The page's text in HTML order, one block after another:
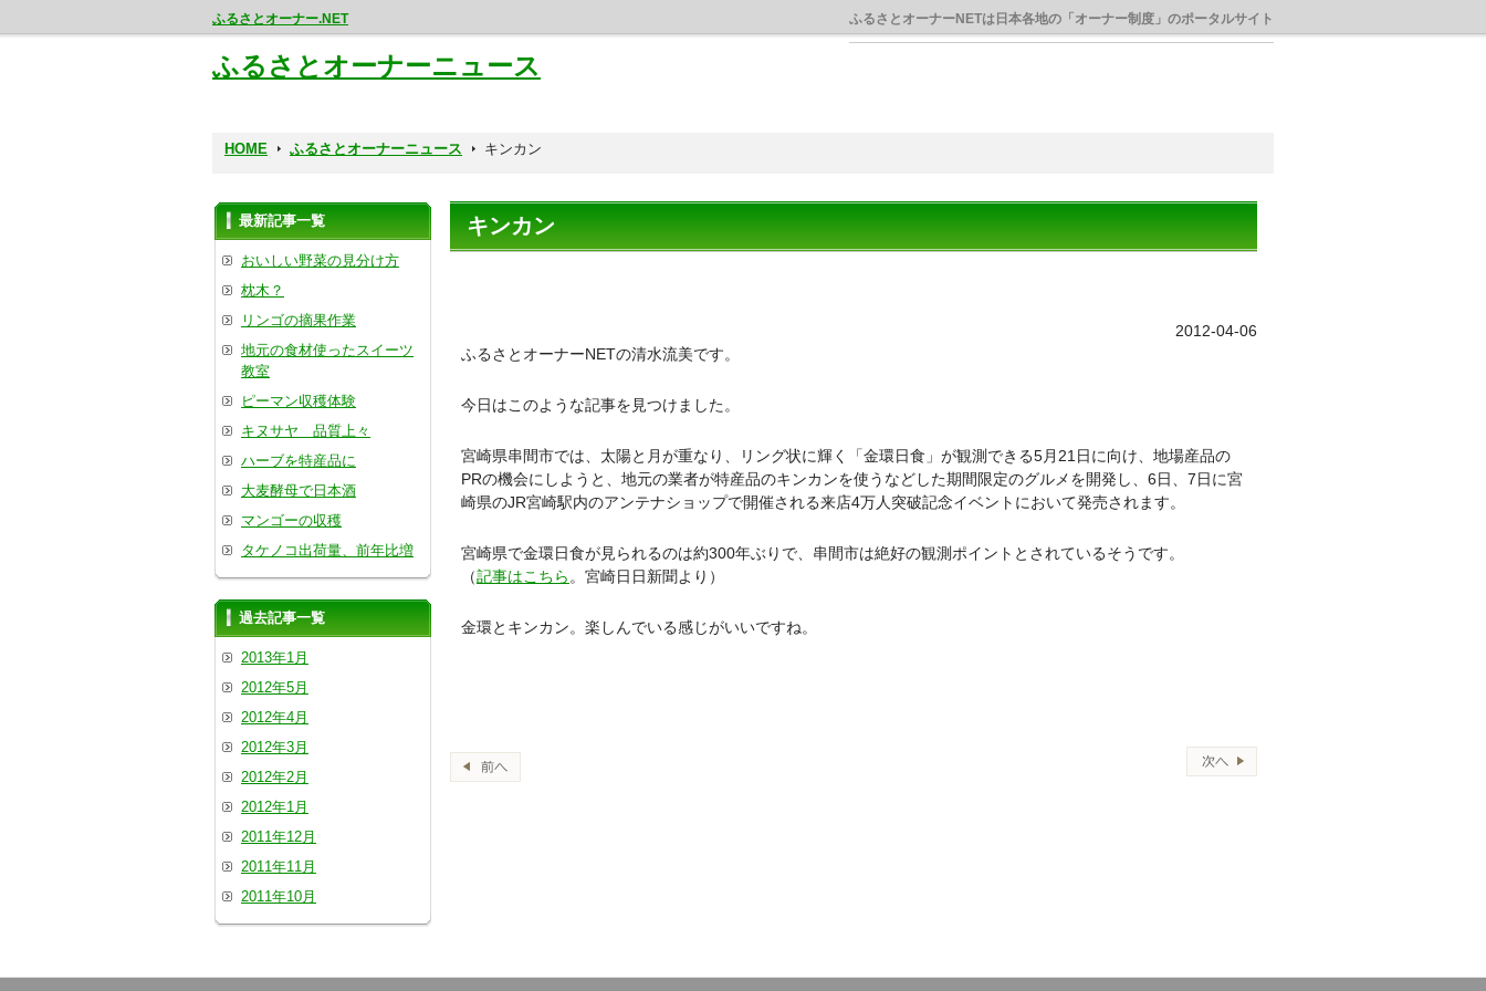
ふるさとオーナー.NET ふるさとオーナーNETは日本各地の「オーナー制度」のポータルサイト
ふるさとオーナーニュース
HOME ふるさとオーナーニュース キンカン
キンカン
2012-04-06
ふるさとオーナーNETの清水流美です。
今日はこのような記事を見つけました。
宮崎県串間市では、太陽と月が重なり、リング状に輝く「金環日食」が観測できる5月21日に向け、地場産品の
PRの機会にしようと、地元の業者が特産品のキンカンを使うなどした期間限定のグルメを開発し、6日、7日に宮
崎県のJR宮崎駅内のアンテナショップで開催される来店4万人突破記念イベントにおいて発売されます。
宮崎県で金環日食が見られるのは約300年ぶりで、串間市は絶好の観測ポイントとされているそうです。
（記事はこちら 。宮崎日日新聞より）
金環とキンカン。楽しんでいる感じがいいですね。
最新記事一覧
おいしい野菜の見分け方
枕木？
リンゴの摘果作業
地元の食材使ったスイーツ
教室
ピーマン収穫体験
キヌサヤ 品質上々
ハーブを特産品に
大麦酵母で日本酒
マンゴーの収穫
タケノコ出荷量、前年比増
過去記事一覧
2013年1月
2012年5月
2012年4月
2012年3月
2012年2月
2012年1月
2011年12月
2011年11月
2011年10月